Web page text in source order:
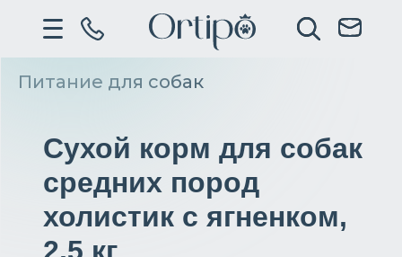
Питание для собак
Сухой корм для собак
средних пород
холистик с ягненком,